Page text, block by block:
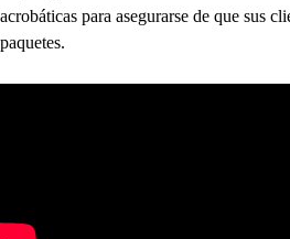
acrobáticas para asegurarse de que sus
paquetes.